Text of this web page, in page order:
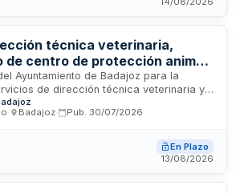
técnica veterinaria,
de centro de protección animal
en vía pública para el
Badajoz
Ayuntamiento de Badajoz para la
de dirección técnica veterinaria y
de protección animal municipal,
de las instalaciones, la recogida
de cadáveres de animales en el término
y sus pedanías. El servicio comprende
la recogida y transporte de fauna.
Badajoz Pub. 30/07/2026
En Plazo
13/08/2026